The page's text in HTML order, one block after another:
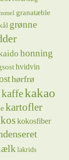
granatæble
grønne
honning
hvidvin
hørfrø
kaffekakao
kartofler
kokosfiber
lakrids